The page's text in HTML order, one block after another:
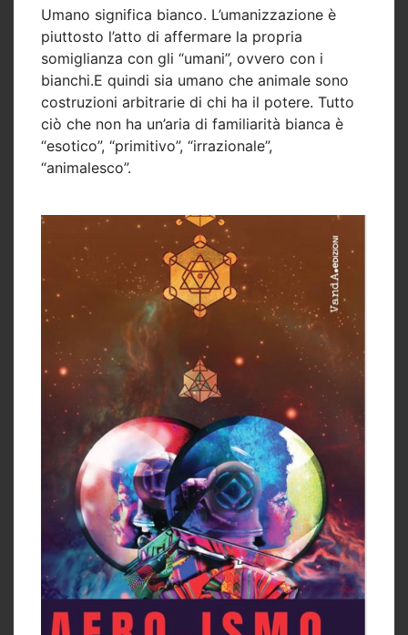
Umano significa bianco. L’umanizzazione è
piuttosto l’atto di affermare la propria
somiglianza con gli “umani”, ovvero con i
bianchi.E quindi sia umano che animale sono
costruzioni arbitrarie di chi ha il potere. Tutto
ciò che non ha un’aria di familiarità bianca è
“esotico”, “primitivo”, “irrazionale”,
“animalesco”.